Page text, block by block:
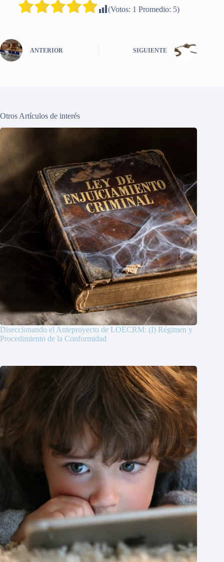
(Votos: 1 Promedio: 5)
ANTERIOR SIGUIENTE
Otros Artículos de interés
Diseccionando el Anteproyecto de LOECRM: (I) Régimen y
Procedimiento de la Conformidad